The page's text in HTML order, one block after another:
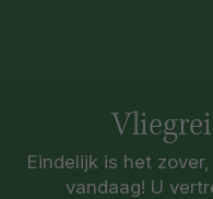
Eindelijk is het
vandaag! U